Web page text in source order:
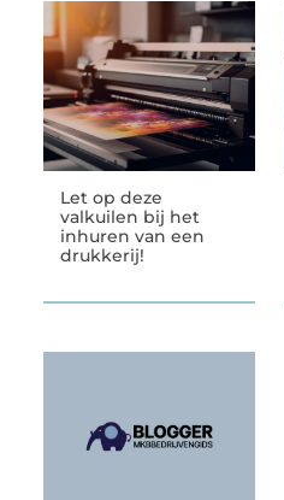
Let op deze
valkuilen bij het
inhuren van een
drukkerij!